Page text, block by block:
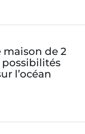
maison de 2
possibilités
l’océan